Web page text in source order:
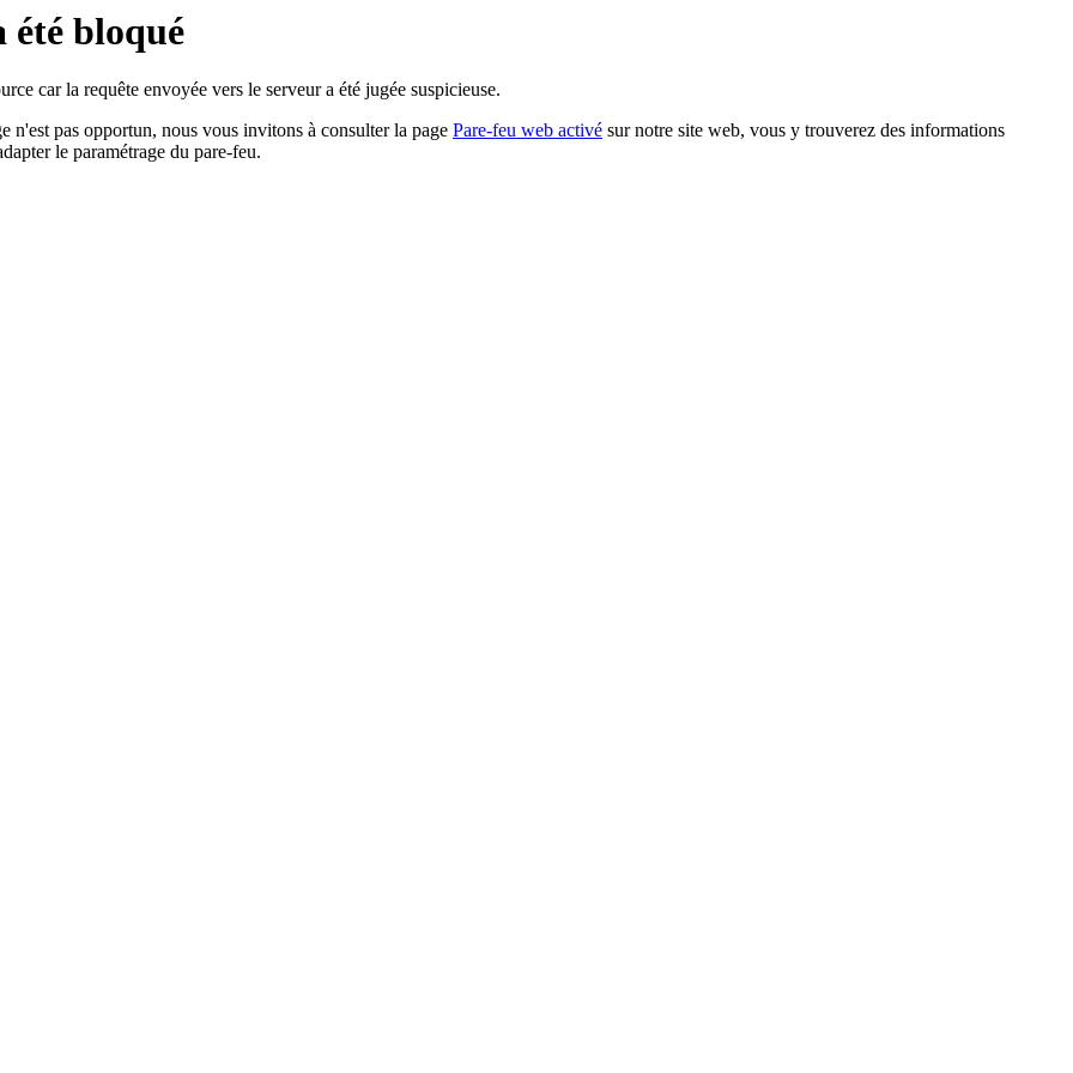
été bloqué
car la requête envoyée vers le serveur a été jugée suspicieuse.
n'est pas opportun, nous vous invitons à consulter la page Pare-feu web activé sur notre site web, vous y trouverez des informations
le paramétrage du pare-feu.